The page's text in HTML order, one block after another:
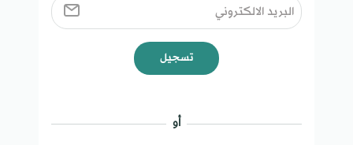
تسجيل
أو